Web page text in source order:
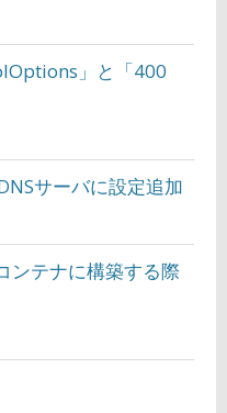
」と「400
サーバに設定追加
ンテナに構築する際